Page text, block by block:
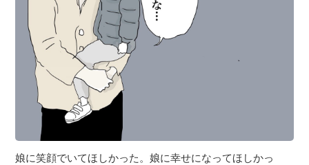
娘に笑顔でいてほしかった。娘に幸せになってほしかっ